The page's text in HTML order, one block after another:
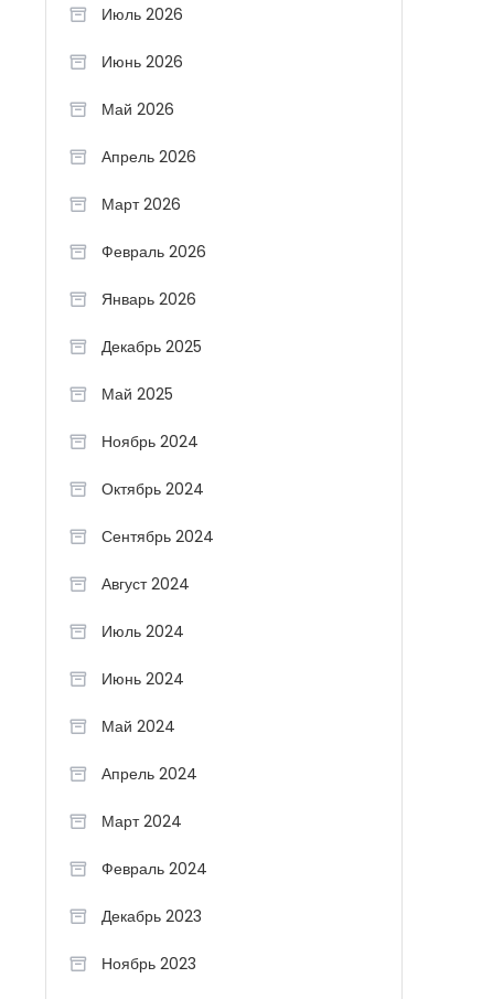
Июль 2026
Июнь 2026
Май 2026
Апрель 2026
Март 2026
Февраль 2026
Январь 2026
Декабрь 2025
Май 2025
Ноябрь 2024
Октябрь 2024
Сентябрь 2024
Август 2024
Июль 2024
Июнь 2024
Май 2024
Апрель 2024
Март 2024
Февраль 2024
Декабрь 2023
Ноябрь 2023